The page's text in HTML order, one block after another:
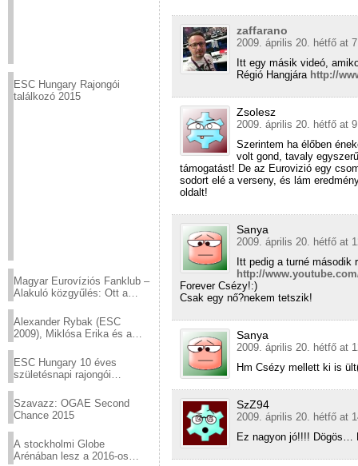
ESC Hungary Rajongói
találkozó 2015
Magyar Eurovíziós Fanklub –
Alakuló közgyűlés: Ott a
Alexander Rybak (ESC
2009), Miklósa Erika és a
sztárjai a Margitszigeten
ESC Hungary 10 éves
születésnapi rajongói
Szavazz: OGAE Second
Chance 2015
A stockholmi Globe
Arénában lesz a 2016-os
zaffarano
2009. április 20. hétfő at
Itt egy másik videó,
Régió Hangjára http://
Zsolesz
2009. április 20. hétfő at
Szerintem ha élőben
volt gond, tavaly
támogatást! De az Eurovizió egy
sodort elé a verseny, és lám
oldalt!
Sanya
2009. április 20. hétfő at
Itt pedig a turné második
http://
Forever Csézy!:)
Csak egy nő?nekem tetszik!
Sanya
2009. április 20. hétfő at
Hm Csézy mellett ki is
SzZ94
2009. április 20. hétfő at
Ez nagyon jó!!!! Dögös…